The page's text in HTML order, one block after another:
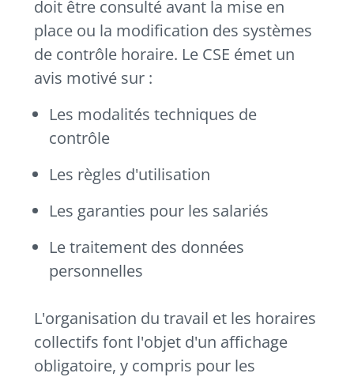
doit être consulté avant la mise en
place ou la modification des systèmes
de contrôle horaire. Le CSE émet un
avis motivé sur :
Les modalités techniques de
contrôle
Les règles d'utilisation
Les garanties pour les salariés
Le traitement des données
personnelles
L'organisation du travail et les horaires
collectifs font l'objet d'un affichage
obligatoire, y compris pour les